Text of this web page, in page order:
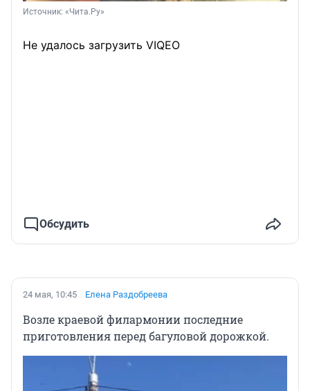
Источник: «Чита.Ру»
Не удалось загрузить VIQEO
Обсудить
24 мая, 10:45 Елена Раздобреева
Возле краевой филармонии последние
приготовления перед багуловой дорожкой.